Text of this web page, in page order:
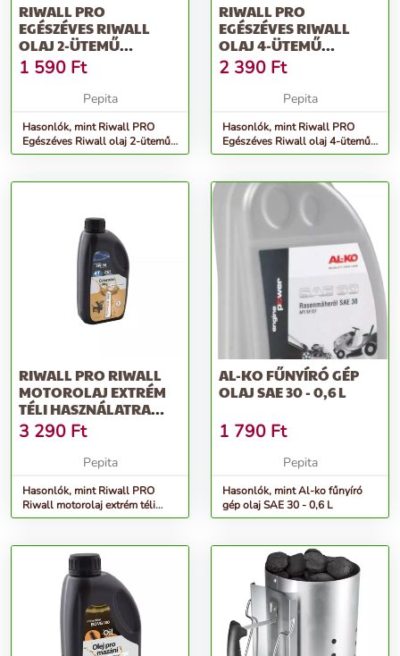
RIWALL PRO
EGÉSZÉVES RIWALL
OLAJ 2-ÜTEMŰ
MOTOROKBA (0.5L)
1 590 Ft
Pepita
Hasonlók, mint Riwall PRO
Egészéves Riwall olaj 2-ütemű
motorokba (0.5l)
RIWALL PRO
EGÉSZÉVES RIWALL
OLAJ 4-ÜTEMŰ
MOTOROKBA (1 L,
SAE10W-30)
2 390 Ft
Pepita
Hasonlók, mint Riwall PRO
Egészéves Riwall olaj 4-ütemű
motorokba (1 l, SAE10W-30)
RIWALL PRO RIWALL
MOTOROLAJ EXTRÉM
TÉLI HASZNÁLATRA
(SAE 5W-30, 1 L)
3 290 Ft
Pepita
Hasonlók, mint Riwall PRO
Riwall motorolaj extrém téli
használatra (SAE 5W-30, 1 l)
AL-KO FŰNYÍRÓ GÉP
OLAJ SAE 30 - 0,6 L
1 790 Ft
Pepita
Hasonlók, mint Al-ko fűnyíró
gép olaj SAE 30 - 0,6 L